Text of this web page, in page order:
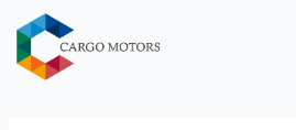
content
Post
navigation